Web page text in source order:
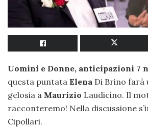
Uomini e Donne, anticipazioni 7
questa puntata Elena Di Brino farà
gelosia a Maurizio Laudicino. Il
racconteremo! Nella discussione
Cipollari.